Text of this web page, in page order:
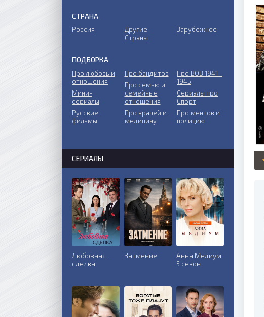
СТРАНА
Россия
Другие
Страны
Зарубежное
ПОДБОРКА
Про любовь и
отношения
Мини-
сериалы
Русские
фильмы
Про бандитов
Пpo ceмью и
ceмeйныe
oтнoшeния
Пpo врачей и
медицину
Пpo ВОВ 1941 -
1945
Сериалы про
Спорт
Про ментов и
полицию
СЕРИАЛЫ
Любовная
сделка
Затмение
Анна Медиум
5 сезон